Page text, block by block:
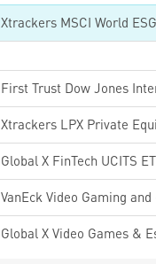
Xtrackers MSCI World
Xtrackers LPX Private
Global X FinTech UCITS
VanEck Video Gaming
Global X Video Games &